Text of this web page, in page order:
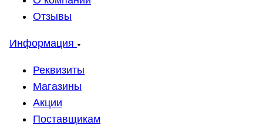
Отзывы
Информация
Реквизиты
Магазины
Акции
Поставщикам